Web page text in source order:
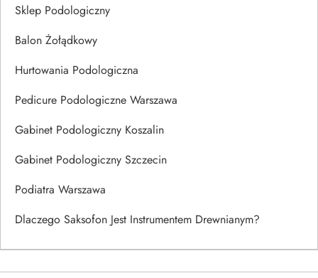
Sklep Podologiczny
Balon Żołądkowy
Hurtowania Podologiczna
Pedicure Podologiczne Warszawa
Gabinet Podologiczny Koszalin
Gabinet Podologiczny Szczecin
Podiatra Warszawa
Dlaczego Saksofon Jest Instrumentem Drewnianym?